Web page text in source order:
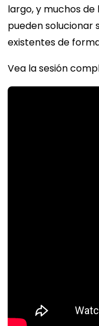
largo, y muchos
pueden solucionar
existentes de
Vea la sesión